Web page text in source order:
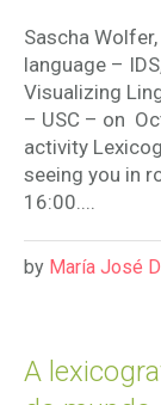
Sascha
language –
Visualizing
– USC – on
activity
seeing you in
16:00....
by María José
A